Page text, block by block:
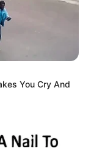
FINANCIERAS
tarjeta de
su dinero tras
FINANCIERAS
You Cry And